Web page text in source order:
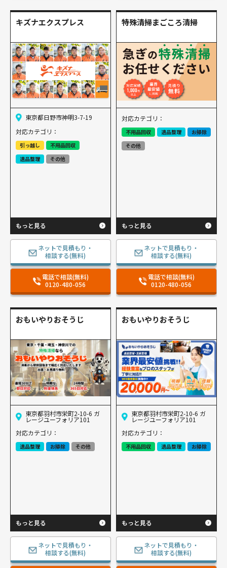
キズナエクスプレス
東京都日野市神明3-7-19
対応カテゴリ：
引っ越し
不用品回収
遺品整理
その他
もっと見る
ネットで見積もり・
相談する(無料)
電話で相談(無料)
0120-480-056
特殊清掃まごころ清掃
対応カテゴリ：
不用品回収 遺品整理
お掃除
その他
もっと見る
ネットで見積もり・
相談する(無料)
電話で相談(無料)
0120-480-056
おもいやりおそうじ
東京都羽村市栄町2-10-6 ガ
レージユーフォリア101
対応カテゴリ：
遺品整理 お掃除 その他
もっと見る
ネットで見積もり・
相談する(無料)
おもいやりおそうじ
東京都羽村市栄町2-10-6 ガ
レージユーフォリア101
対応カテゴリ：
不用品回収 遺品整理 お掃除
もっと見る
ネットで見積もり・
相談する(無料)